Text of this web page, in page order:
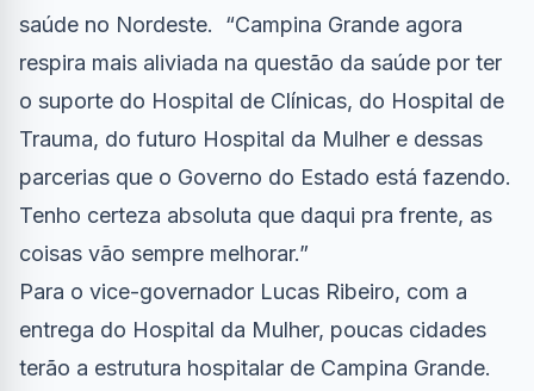
saúde no Nordeste. “Campina Grande agora
respira mais aliviada na questão da saúde por ter
o suporte do Hospital de Clínicas, do Hospital de
Trauma, do futuro Hospital da Mulher e dessas
parcerias que o Governo do Estado está fazendo.
Tenho certeza absoluta que daqui pra frente, as
coisas vão sempre melhorar.”
Para o vice-governador Lucas Ribeiro, com a
entrega do Hospital da Mulher, poucas cidades
terão a estrutura hospitalar de Campina Grande.